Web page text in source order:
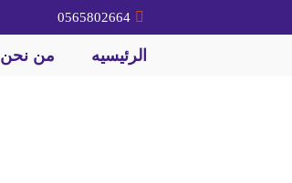
0565802664
الرئيسيه من نحن